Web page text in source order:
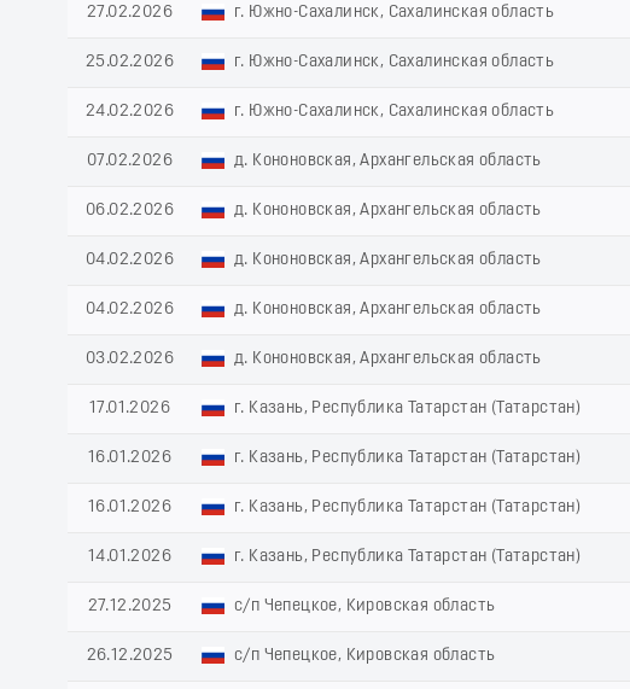
27.02.2026 г. Южно-Сахалинск, Сахалинская область
25.02.2026 г. Южно-Сахалинск, Сахалинская область
24.02.2026 г. Южно-Сахалинск, Сахалинская область
07.02.2026 д. Кононовская, Архангельская область
06.02.2026 д. Кононовская, Архангельская область
04.02.2026 д. Кононовская, Архангельская область
04.02.2026 д. Кононовская, Архангельская область
03.02.2026 д. Кононовская, Архангельская область
17.01.2026 г. Казань, Республика Татарстан (Татарстан)
16.01.2026 г. Казань, Республика Татарстан (Татарстан)
16.01.2026 г. Казань, Республика Татарстан (Татарстан)
14.01.2026 г. Казань, Республика Татарстан (Татарстан)
27.12.2025 с/п Чепецкое, Кировская область
26.12.2025 с/п Чепецкое, Кировская область